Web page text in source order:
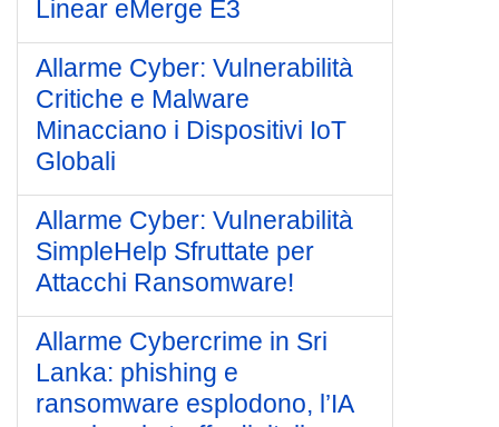
Linear eMerge E3
Allarme Cyber: Vulnerabilità
Critiche e Malware
Minacciano i Dispositivi IoT
Globali
Allarme Cyber: Vulnerabilità
SimpleHelp Sfruttate per
Attacchi Ransomware!
Allarme Cybercrime in Sri
Lanka: phishing e
ransomware esplodono, l’IA